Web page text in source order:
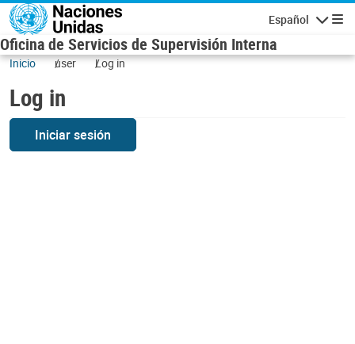
Skip to main content
Español
Oficina de Servicios de Supervisión Interna
Inicio user Log in
Log in
Iniciar sesión